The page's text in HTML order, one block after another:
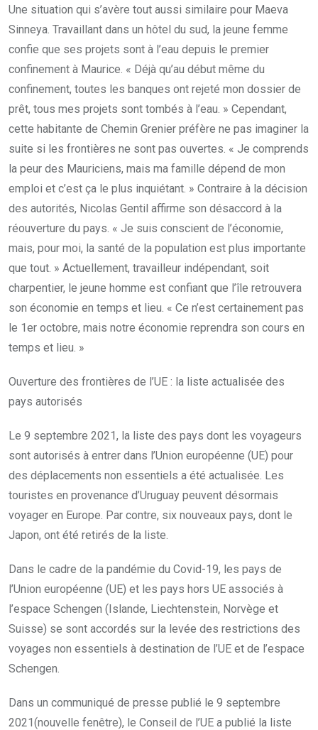
Une situation qui s’avère tout aussi similaire pour Maeva
Sinneya. Travaillant dans un hôtel du sud, la jeune femme
confie que ses projets sont à l’eau depuis le premier
confinement à Maurice. « Déjà qu’au début même du
confinement, toutes les banques ont rejeté mon dossier de
prêt, tous mes projets sont tombés à l’eau. » Cependant,
cette habitante de Chemin Grenier préfère ne pas imaginer la
suite si les frontières ne sont pas ouvertes. « Je comprends
la peur des Mauriciens, mais ma famille dépend de mon
emploi et c’est ça le plus inquiétant. » Contraire à la décision
des autorités, Nicolas Gentil affirme son désaccord à la
réouverture du pays. « Je suis conscient de l’économie,
mais, pour moi, la santé de la population est plus importante
que tout. » Actuellement, travailleur indépendant, soit
charpentier, le jeune homme est confiant que l’île retrouvera
son économie en temps et lieu. « Ce n’est certainement pas
le 1er octobre, mais notre économie reprendra son cours en
temps et lieu. »
Ouverture des frontières de l’UE : la liste actualisée des
pays autorisés
Le 9 septembre 2021, la liste des pays dont les voyageurs
sont autorisés à entrer dans l’Union européenne (UE) pour
des déplacements non essentiels a été actualisée. Les
touristes en provenance d’Uruguay peuvent désormais
voyager en Europe. Par contre, six nouveaux pays, dont le
Japon, ont été retirés de la liste.
Dans le cadre de la pandémie du Covid-19, les pays de
l’Union européenne (UE) et les pays hors UE associés à
l’espace Schengen (Islande, Liechtenstein, Norvège et
Suisse) se sont accordés sur la levée des restrictions des
voyages non essentiels à destination de l’UE et de l’espace
Schengen.
Dans un communiqué de presse publié le 9 septembre
2021(nouvelle fenêtre), le Conseil de l’UE a publié la liste